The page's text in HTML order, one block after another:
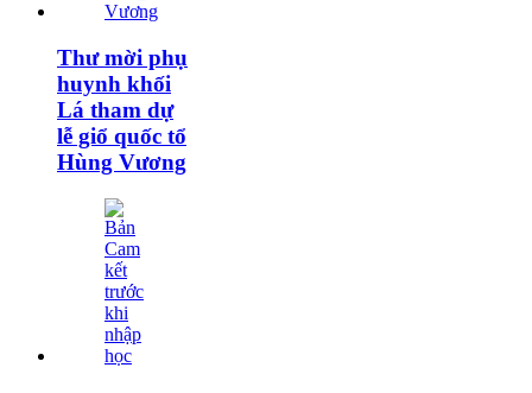
Thư mời phụ
huynh khối
Lá tham dự
lễ giổ quốc tổ
Hùng Vương